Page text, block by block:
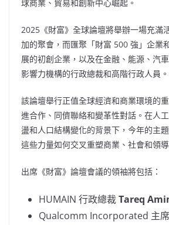
球商業、貿易和創新中心崛起。
2025《財富》全球論壇將舉辦一場充滿
加的聚會，而匯聚「財富 500 強」企業
展的初創企業，以及在金融、能源、汽
影響力機構的行政總裁和高階行政人員。
該論壇舉行正值全球經濟和商業環境的
進合作、同儕聯絡和變革性對話。在人
盪和人口結構變化的背景下，今年的主
這些力量如何交叉重塑商業、社會和領導
出席《財富》論壇會議的領袖將包括：
HUMAIN 行政總裁Tareq
Qualcomm Incorporated 主